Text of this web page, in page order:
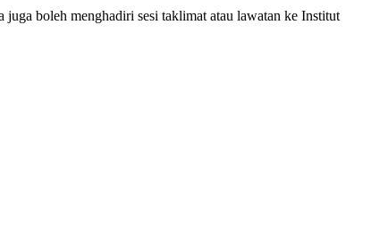
boleh menghadiri sesi taklimat atau lawatan ke Institut